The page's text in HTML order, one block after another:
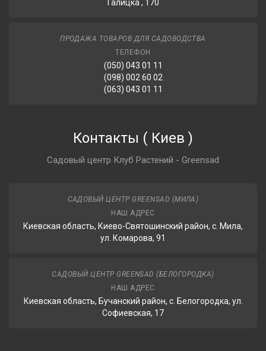
Галицка , 170
ПРОДАЖА ТОВАРОВ ДЛЯ САДОВОДСТВА
ТЕЛЕФОН
(050) 043 01 11
(098) 002 60 02
(063) 043 01 11
Контакты ( Киев )
Садовый центр Клуб Растений - Greensad
САДОВЫЙ ЦЕНТР GREENSAD (МИЛА)
НАШ АДРЕС
Киевская область, Киево-Святошинский район, с. Мила,
ул. Комарова, 91
САДОВЫЙ ЦЕНТР GREENSAD (БЕЛОГОРОДКА)
НАШ АДРЕС
Киевская область, Бучанский район, с. Белогородка, ул.
Софиевская, 17